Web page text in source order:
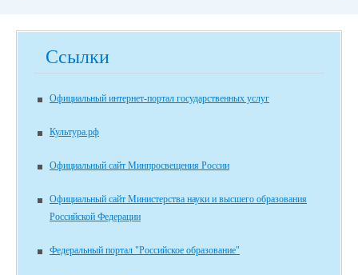
Ссылки
Официальный интернет-портал государственных услуг
Культура.рф
Официальный сайт Минпросвещения России
Официальный сайт Министерства науки и высшего образования
Российской Федерации
Федеральный портал "Российское образование"